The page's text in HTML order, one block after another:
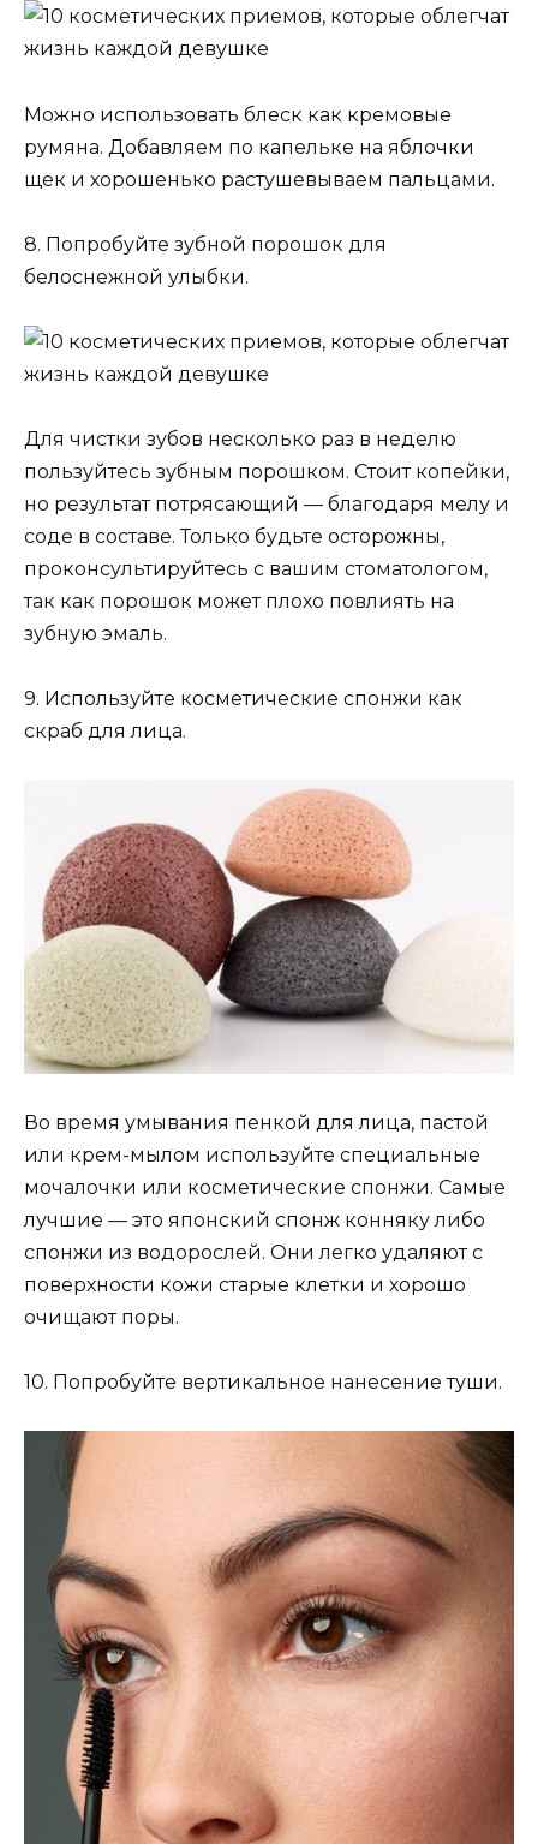
Можно использовать блеск как кремовые
румяна. Добавляем по капельке на яблочки
щек и хорошенько растушевываем пальцами.
8. Попробуйте зубной порошок для
белоснежной улыбки.
Для чистки зубов несколько раз в неделю
пользуйтесь зубным порошком. Стоит копейки,
но результат потрясающий — благодаря мелу и
соде в составе. Только будьте осторожны,
проконсультируйтесь с вашим стоматологом,
так как порошок может плохо повлиять на
зубную эмаль.
9. Используйте косметические спонжи как
скраб для лица.
Во время умывания пенкой для лица, пастой
или крем-мылом используйте специальные
мочалочки или косметические спонжи. Самые
лучшие — это японский спонж конняку либо
спонжи из водорослей. Они легко удаляют с
поверхности кожи старые клетки и хорошо
очищают поры.
10. Попробуйте вертикальное нанесение туши.